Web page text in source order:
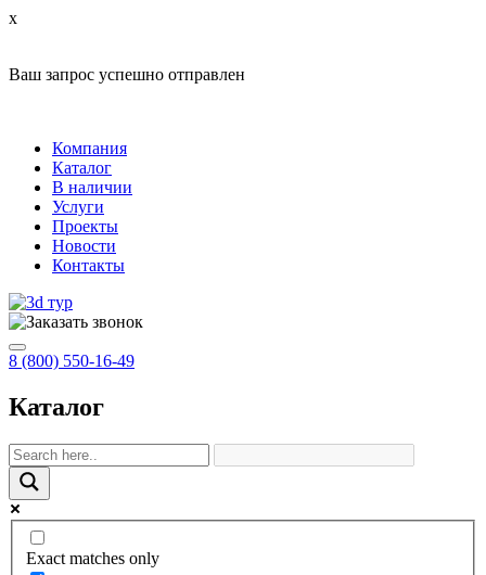
x
Ваш запрос успешно отправлен
Компания
Каталог
В наличии
Услуги
Проекты
Новости
Контакты
8 (800) 550-16-49
Каталог
Exact matches only